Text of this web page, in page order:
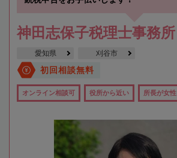
神田志保子税理士事務所
愛知県 刈谷市
初回相談無料
オンライン相談可 役所から近い 所長が女性